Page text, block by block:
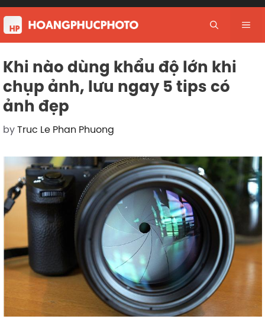
Skip
to
content
Khi nào dùng khẩu độ lớn khi
chụp ảnh, lưu ngay 5 tips có
ảnh đẹp
byTruc Le Phan Phuong